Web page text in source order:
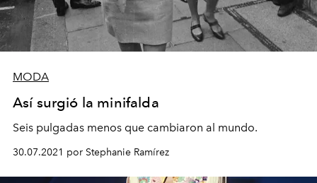
MODA
Así surgió la minifalda
Seis pulgadas menos que cambiaron al mundo.
30.07.2021 por Stephanie Ramírez